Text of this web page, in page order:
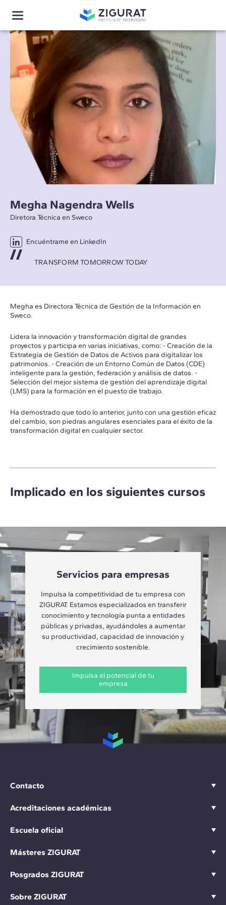
Megha Nagendra Wells
Diretora Técnica en Sweco
Encuéntrame en LinkedIn
TRANSFORM TOMORROW TODAY
Megha es Directora Técnica de Gestión de la Información en
Sweco.
Lidera la innovación y transformación digital de grandes
proyectos y participa en varias iniciativas, como: - Creación de la
Estrategia de Gestión de Datos de Activos para digitalizar los
patrimonios. - Creación de un Entorno Común de Datos (CDE)
inteligente para la gestión, federación y análisis de datos. -
Selección del mejor sistema de gestión del aprendizaje digital
(LMS) para la formación en el puesto de trabajo.
Ha demostrado que todo lo anterior, junto con una gestión eficaz
del cambio, son piedras angulares esenciales para el éxito de la
transformación digital en cualquier sector.
Implicado en los siguientes cursos
Servicios para empresas
Impulsa la competitividad de tu empresa con
ZIGURAT. Estamos especializados en transferir
conocimiento y tecnología punta a entidades
públicas y privadas, ayudándoles a aumentar
su productividad, capacidad de innovación y
crecimiento sostenible.
Impulsa el potencial de tu
empresa
Contacto
Acreditaciones académicas
Escuela oficial
Másteres ZIGURAT
Posgrados ZIGURAT
Sobre ZIGURAT